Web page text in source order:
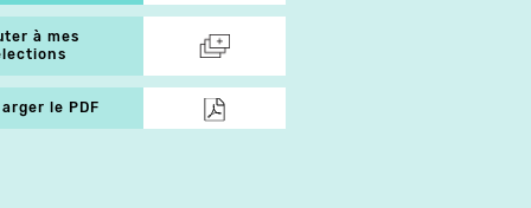
à mes
le PDF